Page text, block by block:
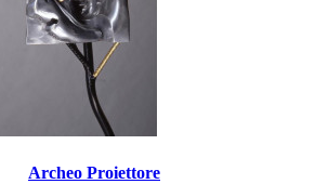
Archeo Proiettore